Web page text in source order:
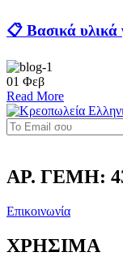
📋 Βασικά υλικά
01 Φεβ
Read More
ΑΡ. ΓΕΜΗ:
Επικοινωνία
ΧΡΗΣΙΜΑ